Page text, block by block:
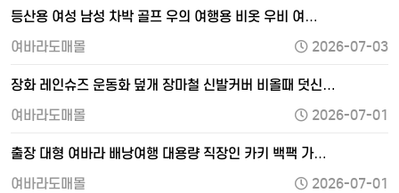
등산용 여성 남성 차박 골프 우의 여행용 비옷 우비 여…
여바라도매몰
2026-07-03
장화 레인슈즈 운동화 덮개 장마철 신발커버 비올때 덧신…
여바라도매몰
2026-07-01
출장 대형 여바라 배낭여행 대용량 직장인 카키 백팩 가…
여바라도매몰
2026-07-01